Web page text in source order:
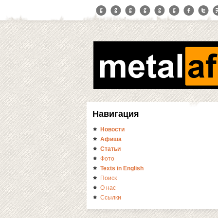
Навигация
Новости
Афиша
Статьи
Фото
Texts in English
Поиск
О нас
Ссылки